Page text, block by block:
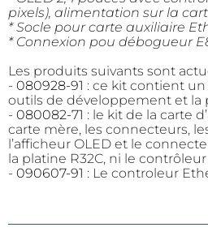
pixels), alimentation sur la
* Socle pour carte auxiliaire
* Connexion pou débogueur
Les produits suivants sont
- 080928-91 : ce kit contient un
outils de développement et la
- 080082-71 : le kit de la carte
carte mère, les connecteurs,
l’afficheur OLED et le
la platine R32C, ni le
- 090607-91 : Le controleur